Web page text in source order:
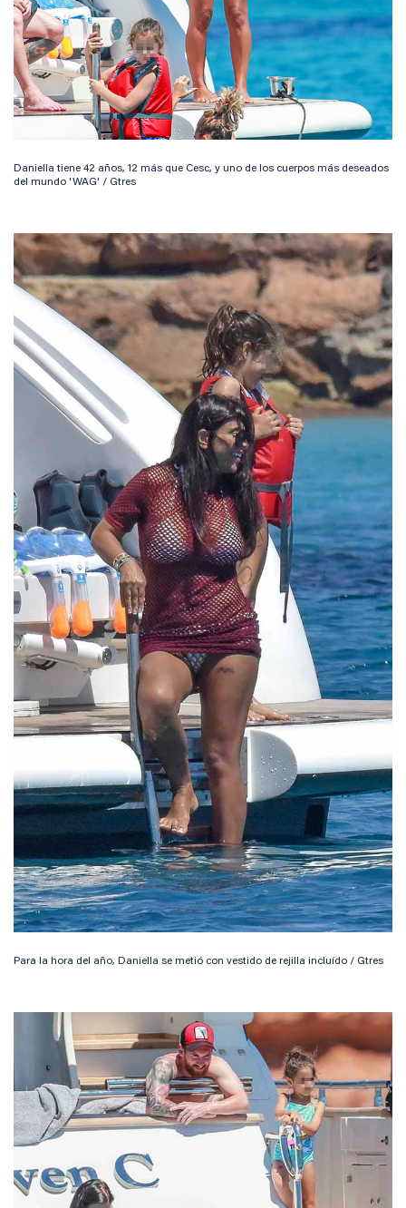
Daniella tiene 42 años, 12 más que Cesc, y uno de los cuerpos más deseados
del mundo 'WAG' / Gtres
Para la hora del año, Daniella se metió con vestido de rejilla incluído / Gtres